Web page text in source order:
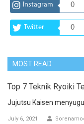
Instagram 0
Twitter 0
MOST READ
Top 7 Teknik Ryoiki
Jujutsu Kaisen
July 6, 2021